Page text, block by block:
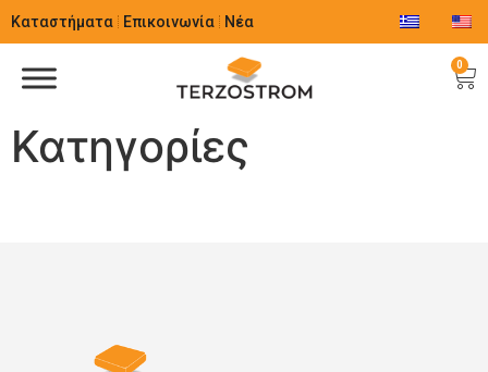
Καταστήματα Επικοινωνία Νέα
0
Κατηγορίες